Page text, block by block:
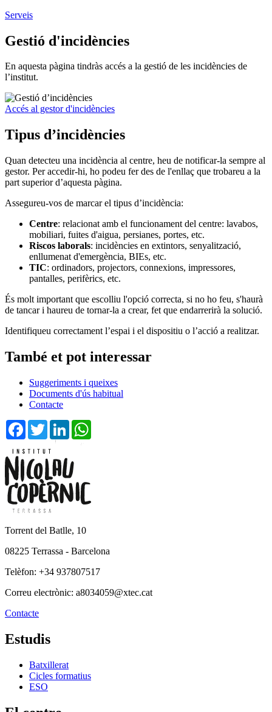
Serveis
Gestió d'incidències
En aquesta pàgina tindràs accés a la gestió de les incidències de
l’institut.
Accés al gestor d'incidències
Tipus d’incidències
Quan detecteu una incidència al centre, heu de notificar-la sempre al
gestor. Per accedir-hi, ho podeu fer des de l'enllaç que trobareu a la
part superior d’aquesta pàgina.
Assegureu-vos de marcar el tipus d’incidència:
Centre: relacionat amb el funcionament del centre: lavabos,
mobiliari, fuites d'aigua, persianes, portes, etc.
Riscos laborals: incidències en extintors, senyalització,
enllumenat d'emergència, BIEs, etc.
TIC: ordinadors, projectors, connexions, impressores,
pantalles, perifèrics, etc.
És molt important que escolliu l'opció correcta, si no ho feu, s'haurà
de tancar i haureu de tornar-la a crear, fet que endarrerirà la solució.
Identifiqueu correctament l’espai i el dispositiu o l’acció a realitzar.
També et pot interessar
Suggeriments i queixes
Documents d'ús habitual
Contacte
FacebookTwitterLinkedIn
Torrent del Batlle, 10
08225 Terrassa - Barcelona
Telèfon: +34 937807517
Correu electrònic: a8034059@xtec.cat
Contacte
Estudis
Batxillerat
Cicles formatius
ESO